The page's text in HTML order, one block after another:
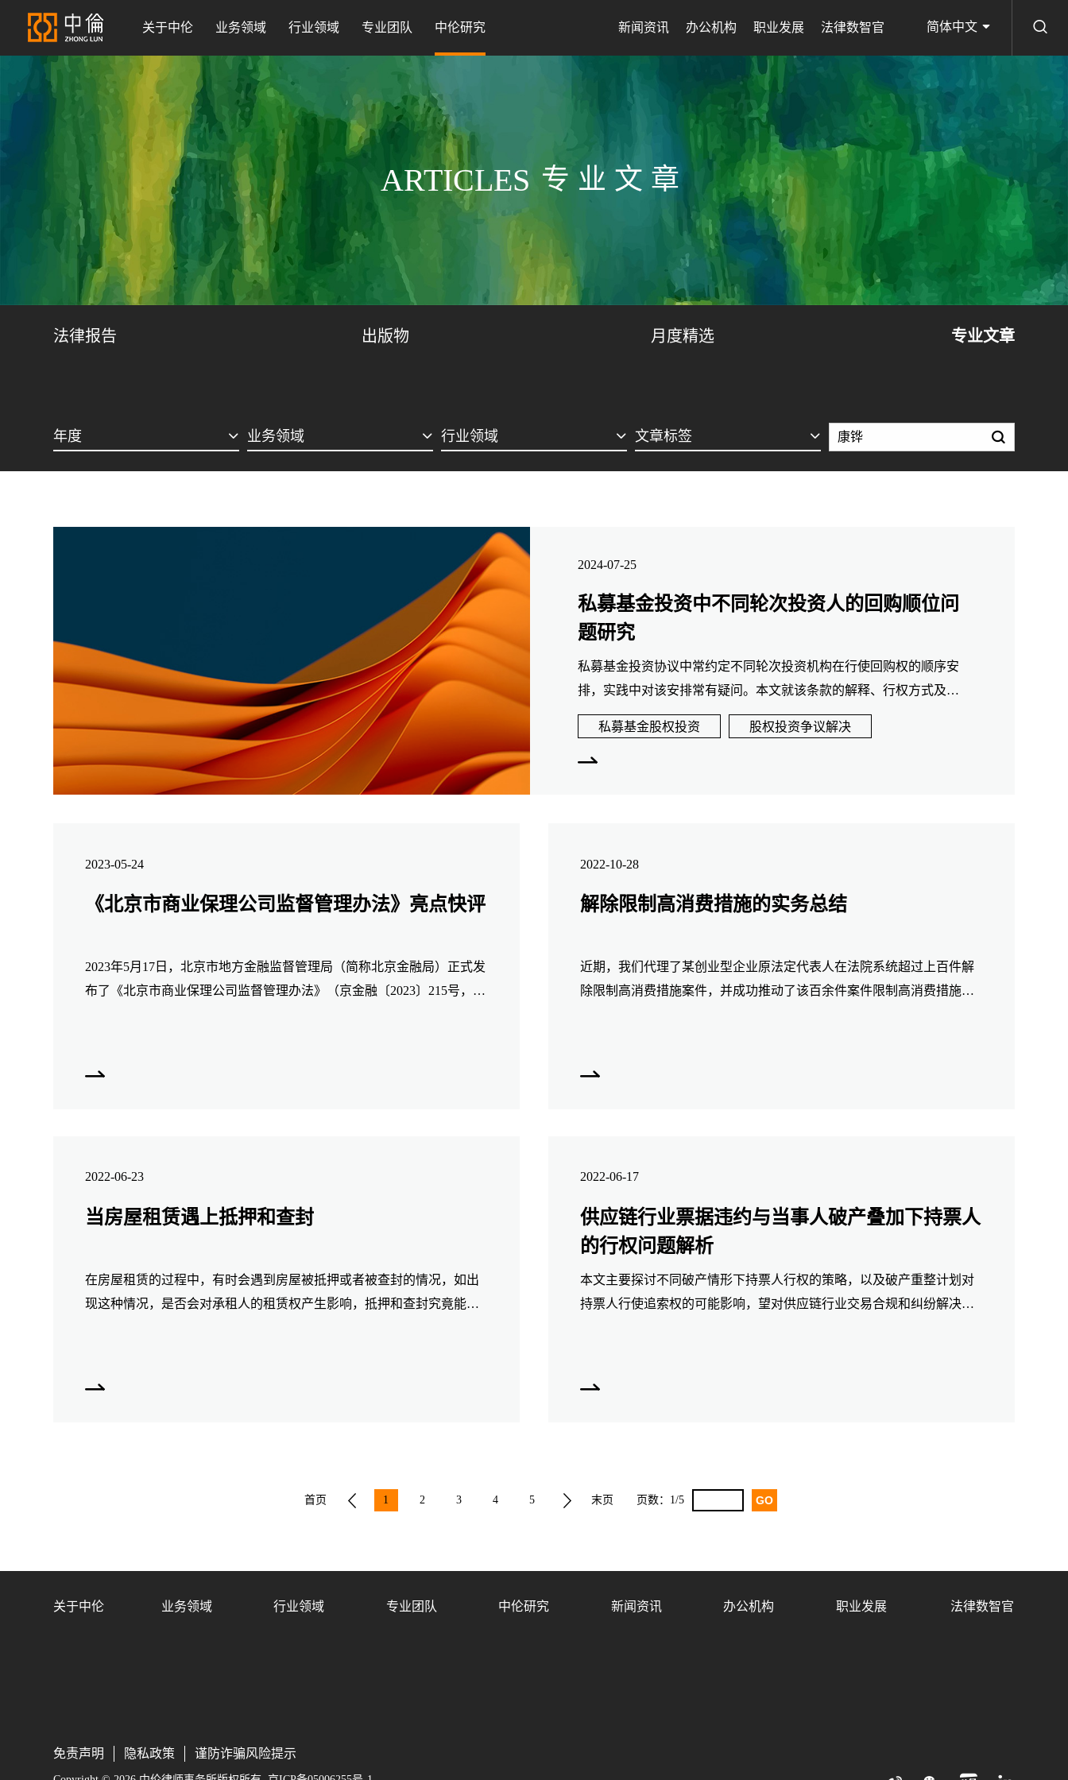
关于中伦 业务领域 行业领域 专业团队 中伦研究 新闻资讯 办公机构 职业发展 法律数智官 简体中文
ARTICLES 专业文章
法律报告 出版物 月度精选 专业文章
年度 业务领域 行业领域 文章标签
2024-07-25
私募基金投资中不同轮次投资人的回购顺位问
题研究
私募基金投资协议中常约定不同轮次投资机构在行使回购权的顺序安
排，实践中对该安排常有疑问。本文就该条款的解释、行权方式及常
见争议问题阐述我们的经验与思考，以期对实务工作提供借鉴。
私募基金股权投资
股权投资争议解决
2023-05-24
《北京市商业保理公司监督管理办法》亮点快评
2023年5月17日，北京市地方金融监督管理局（简称北京金融局）正式发
布了《北京市商业保理公司监督管理办法》（京金融〔2023〕215号，简
2022-10-28
解除限制高消费措施的实务总结
近期，我们代理了某创业型企业原法定代表人在法院系统超过上百件解
除限制高消费措施案件，并成功推动了该百余件案件限制高消费措施的
2022-06-23
当房屋租赁遇上抵押和查封
在房屋租赁的过程中，有时会遇到房屋被抵押或者被查封的情况，如出
现这种情况，是否会对承租人的租赁权产生影响，抵押和查封究竟能否
2022-06-17
供应链行业票据违约与当事人破产叠加下持票人
的行权问题解析
本文主要探讨不同破产情形下持票人行权的策略，以及破产重整计划对
持票人行使追索权的可能影响，望对供应链行业交易合规和纠纷解决有
首页 1 2 3 4 5 末页 页数： 1/5
关于中伦 业务领域 行业领域 专业团队 中伦研究 新闻资讯 办公机构 职业发展 法律数智官
免责声明 隐私政策 谨防诈骗风险提示